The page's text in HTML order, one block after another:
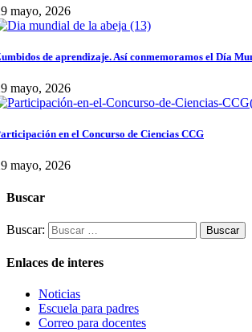
mayo, 2026
de aprendizaje. Así conmemoramos el Día
mayo, 2026
en el Concurso de Ciencias CCG
mayo, 2026
Buscar
Buscar:
Enlaces de interes
Noticias
Escuela para padres
Correo para docentes